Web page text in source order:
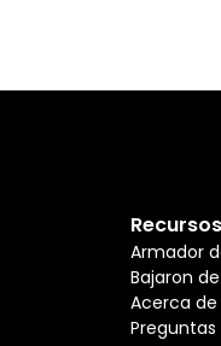
Recursos
Armador
Bajaron
Acerca de